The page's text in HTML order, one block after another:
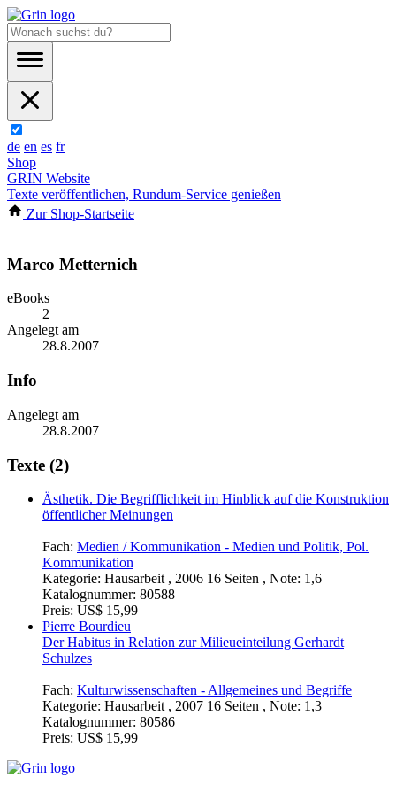
de en es fr
Shop
GRIN Website
Texte veröffentlichen, Rundum-Service genießen
Zur Shop-Startseite
Marco Metternich
eBooks
2
Angelegt am
28.8.2007
Info
Angelegt am
28.8.2007
Texte (2)
Ästhetik. Die Begrifflichkeit im Hinblick auf die Konstruktion
öffentlicher Meinungen
Fach: Medien / Kommunikation - Medien und Politik, Pol.
Kommunikation
Kategorie: Hausarbeit , 2006 16 Seiten , Note: 1,6
Katalognummer: 80588
Preis: US$ 15,99
Pierre Bourdieu
Der Habitus in Relation zur Milieueinteilung Gerhardt
Schulzes
Fach: Kulturwissenschaften - Allgemeines und Begriffe
Kategorie: Hausarbeit , 2007 16 Seiten , Note: 1,3
Katalognummer: 80586
Preis: US$ 15,99